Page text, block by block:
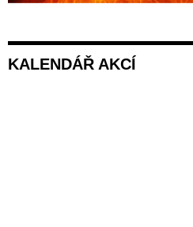
KALENDÁŘ AKCÍ